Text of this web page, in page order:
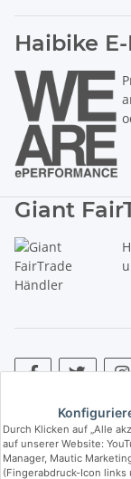
Durch Klicken auf „Alle
auf unserer Website:
Manager, Mautic
(Fingerabdruck-Icon
Haibike
Giant
* Alle Preise inkl.
sich um die